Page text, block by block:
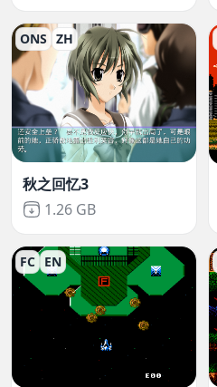
ONS ZH
秋之回忆3
Not downloaded
1.26 GB
FC EN